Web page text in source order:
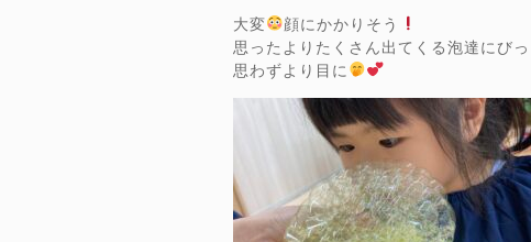
大変
顔にかかりそう
思ったよりたくさん出てくる泡達にびっ
思わずより目に